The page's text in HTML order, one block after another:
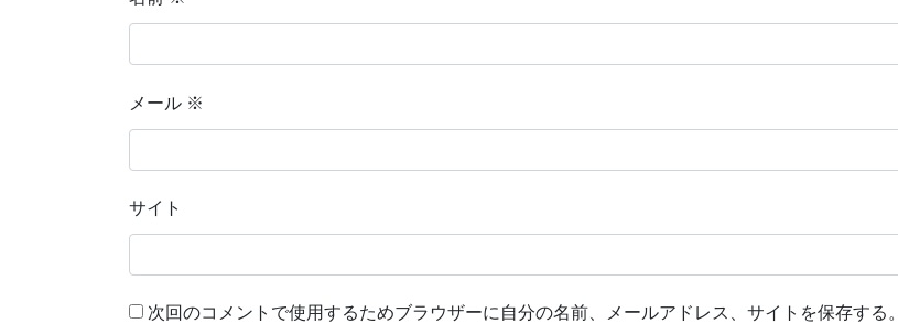
メール ※
サイト
次回のコメントで使用するためブラウザーに自分の名前、メールアドレス、サイトを保存する。